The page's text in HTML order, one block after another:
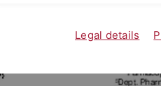
Legal details